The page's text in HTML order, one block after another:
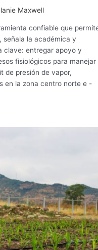
Maxwell
confiable que
señala la académica y
clave: entregar apoyo y
fisiológicos para manejar
de presión de vapor,
en la zona centro norte e -